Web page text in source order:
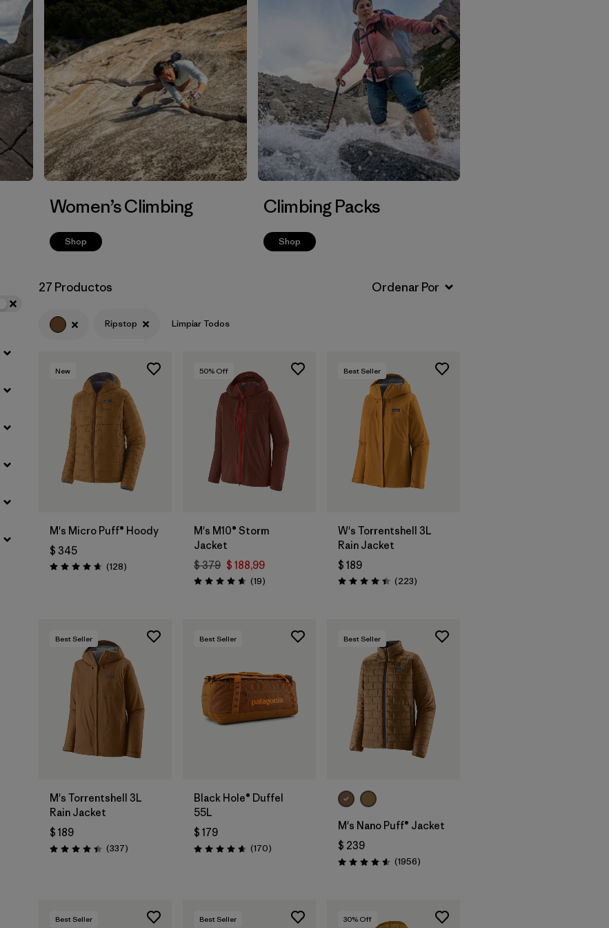
Women’s Climbing
Shop
Climbing Packs
Shop
27 Productos
Ripstop Limpiar Todos
New
M's Micro Puff® Hoody
$ 345
Valoración: 4.6 / 5
(128Comentarios
)
50% Off
M's M10® Storm
Jacket
$ 379 $ 188,99
Valoración: 4.7 / 5
(19Comentarios
)
Best Seller
W's Torrentshell 3L
Rain Jacket
$ 189
Valoración: 4.4 / 5
(223Comentarios
)
Best Seller
M's Torrentshell 3L
Rain Jacket
$ 189
Valoración: 4.4 / 5
(337Comentarios
)
Best Seller
Black Hole® Duffel
55L
$ 179
Valoración: 4.6 / 5
(170Comentarios
)
Best Seller
M's Nano Puff® Jacket
$ 239
Valoración: 4.6 / 5
(1956Comentarios
)
Best Seller Best Seller 30% Off